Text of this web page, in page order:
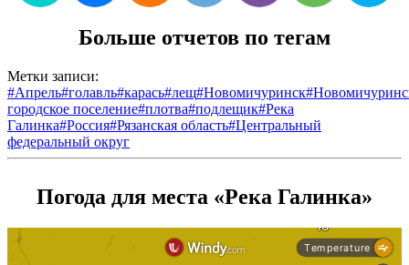
Больше отчетов по тегам
Метки записи:
#Апрель#голавль#карась#лещ#Новомичуринск#
городское поселение#плотва#подлещик#Река
Галинка#Россия#Рязанская область#Центральный
федеральный округ
Погода для места «Река Галинка»